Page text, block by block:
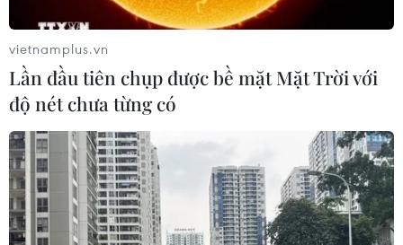
Theo dõi VietnamPlus
TIN LIÊN QUAN
vietnamplus.vn
Lần đầu tiên chụp được bề mặt Mặt Trời với
độ nét chưa từng có